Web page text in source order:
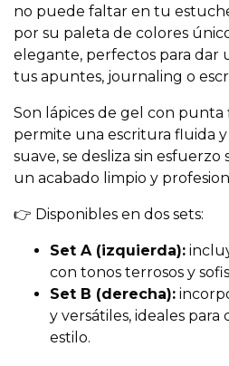
no puede faltar en tu
por su paleta de colores
elegante, perfectos para dar
tus apuntes, journaling o
Son lápices de gel con punta
permite una escritura fluida y
suave, se desliza sin
un acabado limpio y
👉 Disponibles en dos sets:
Set A (izquierda):
con tonos terrosos y
Set B (derecha):
y versátiles, ideales para
estilo.